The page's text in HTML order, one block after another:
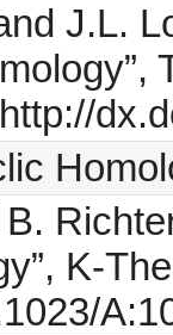
J.L.
K-